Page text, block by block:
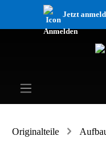
Jetzt
Originalteile